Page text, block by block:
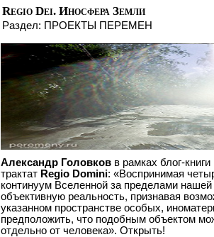
Regio Dei. Иносфера Земли
Раздел: ПРОЕКТЫ ПЕРЕМЕН
Александр Головков в рамках блог-
трактат Regio Domini: «Воспринимая
континуум Вселенной за пределами нашей
объективную реальность, признавая
указанном пространстве особых,
предположить, что подобным объектом
отдельно от человека». Открыть!